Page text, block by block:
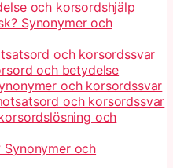
och korsordshjälp
Synonymer och
och korsordssvar
och betydelse
och korsordssvar
och korsordssvar
och
och